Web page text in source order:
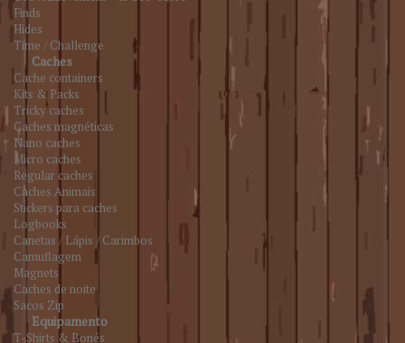
Finds
Hides
Time / Challenge
Caches
Cache containers
Kits & Packs
Tricky caches
Caches magnéticas
Nano caches
Micro caches
Regular caches
Caches Animais
Stickers para caches
Logbooks
Canetas / Lápis / Carimbos
Camuflagem
Magnets
Caches de noite
Sacos Zip
Equipamento
T-Shirts & Bonés